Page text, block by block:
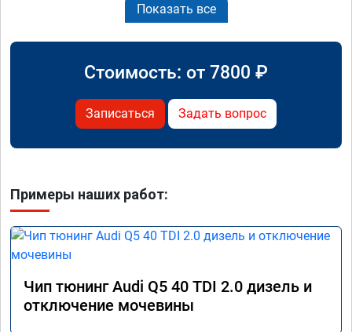
Показать все
Стоимость: от 7800 ₽
Записаться Задать вопрос
Примеры наших работ:
Чип тюнинг Audi Q5 40 TDI 2.0 дизель и
отключение мочевины